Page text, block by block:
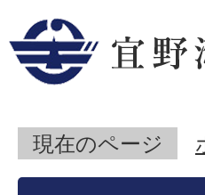
現在のページ